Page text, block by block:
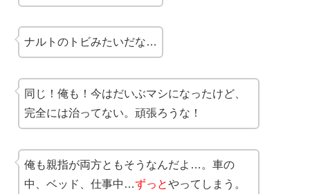
ナルトのトビみたいだな…
同じ！俺も！今はだいぶマシになったけど、
完全には治ってない。頑張ろうな！
俺も親指が両方ともそうなんだよ…。車の
中、ベッド、仕事中…ずっとやってしまう。